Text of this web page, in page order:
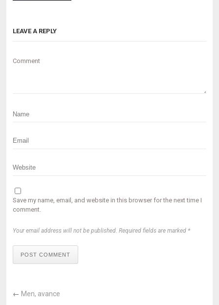
LEAVE A REPLY
Comment
Save my name, email, and website in this browser for the next time I
comment.
Your email address will not be published. Required fields are marked *
POST COMMENT
← Men, avance